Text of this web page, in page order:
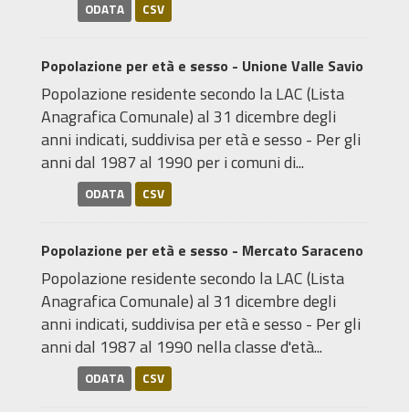
ODATA CSV
Popolazione per età e sesso - Unione Valle Savio
Popolazione residente secondo la LAC (Lista
Anagrafica Comunale) al 31 dicembre degli
anni indicati, suddivisa per età e sesso - Per gli
anni dal 1987 al 1990 per i comuni di...
ODATA CSV
Popolazione per età e sesso - Mercato Saraceno
Popolazione residente secondo la LAC (Lista
Anagrafica Comunale) al 31 dicembre degli
anni indicati, suddivisa per età e sesso - Per gli
anni dal 1987 al 1990 nella classe d'età...
ODATA CSV